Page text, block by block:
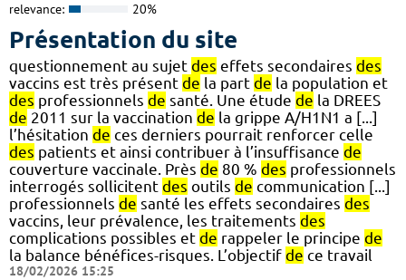
relevance: 20%
Présentation du site
questionnement au sujet des effets secondaires des
vaccins est très présent de la part de la population et
des professionnels de santé. Une étude de la DREES
de 2011 sur la vaccination de la grippe A/H1N1 a [...]
l’hésitation de ces derniers pourrait renforcer celle
des patients et ainsi contribuer à l’insuffisance de
couverture vaccinale. Près de 80 % des professionnels
interrogés sollicitent des outils de communication [...]
professionnels de santé les effets secondaires des
vaccins, leur prévalence, les traitements des
complications possibles et de rappeler le principe de
la balance bénéfices-risques. L’objectif de ce travail
18/02/2026 15:25